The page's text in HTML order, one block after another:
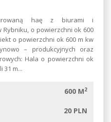
haę z biurami i
o powierzchni ok 600
o powierzchni ok 600 m kw
– produkcyjnych oraz
Hala o powierzchni ok
31 m...
600 M2
20 PLN